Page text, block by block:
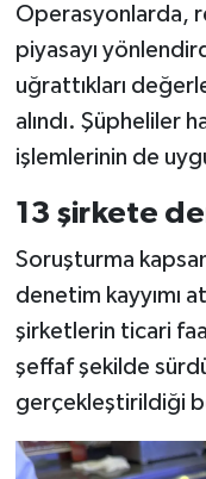
Operasyonlarda,
piyasayı
uğrattıkları
alındı. Şüpheliler
işlemlerinin de
13 şirkete
Soruşturma
denetim kayyımı
şirketlerin ticari
şeffaf şekilde
gerçekleştirildiği